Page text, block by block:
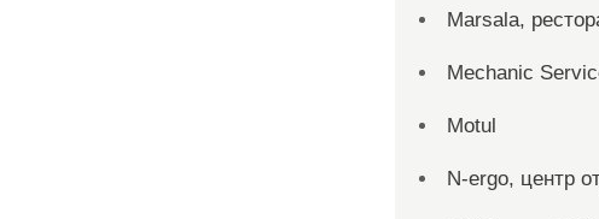
Marsala,
Mechanic
Motul
N-ergo, центр